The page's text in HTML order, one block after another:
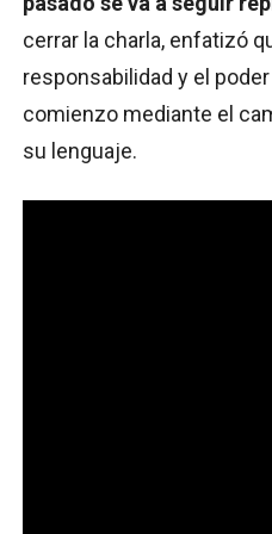
cerrar la charla, enfatizó
responsabilidad y el
comienzo mediante el
su lenguaje.